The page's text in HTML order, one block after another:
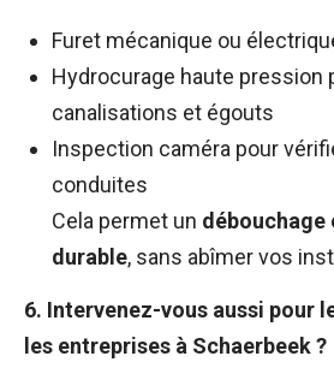
Furet mécanique ou
Hydrocurage haute pression
canalisations et égouts
Inspection caméra pour
conduites
Cela permet un débouchage
durable, sans abîmer vos
6. Intervenez-vous aussi pour
les entreprises à Schaerbeek ?